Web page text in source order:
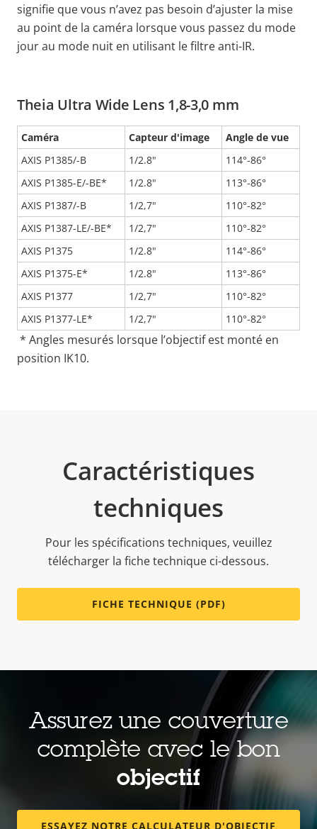
signifie que vous n’avez pas besoin d’ajuster la mise
au point de la caméra lorsque vous passez du mode
jour au mode nuit en utilisant le filtre anti-IR.
Theia Ultra Wide Lens 1,8-3,0 mm
Caméra Capteur d'image
Angle de vue
AXIS P1385/-B
1/2.8"
114°-86°
AXIS P1385-E/-BE*
1/2.8"
113°-86°
AXIS P1387/-B
1/2,7"
110°-82°
AXIS P1387-LE/-BE*
1/2,7"
110°-82°
AXIS P1375
1/2.8"
114°-86°
AXIS P1375-E*
1/2.8"
113°-86°
AXIS P1377
1/2,7"
110°-82°
AXIS P1377-LE*
1/2,7" 110°-82°
* Angles mesurés lorsque l’objectif est monté en
position IK10.
Caractéristiques
techniques
Pour les spécifications techniques, veuillez
télécharger la fiche technique ci-dessous.
FICHE TECHNIQUE (PDF)
Assurez une couverture
complète avec le bon
objectif
ESSAYEZ NOTRE CALCULATEUR D'OBJECTIF